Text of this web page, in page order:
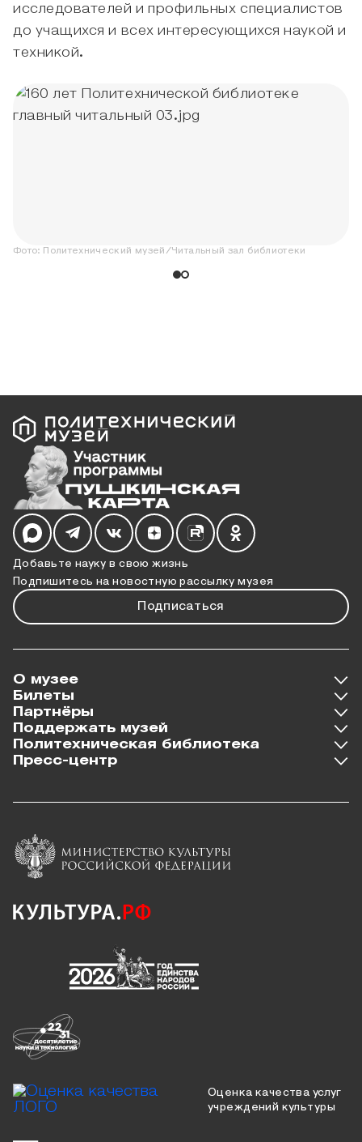
исследователей и профильных специалистов
до учащихся и всех интересующихся наукой и
техникой.
Фото: Политехнический музей /Читальный зал библиотеки
Добавьте науку в свою жизнь
Подпишитесь на новостную рассылку музея
Подписаться
Мы в социальных сетях
О музее
Билеты
Партнёры
Поддержать музей
Политехническая библиотека
Пресс-центр
Оценка качества услуг
учреждений культуры